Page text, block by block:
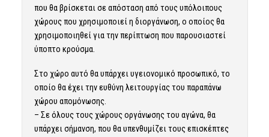
που θα βρίσκεται σε απόσταση από τους υπόλοιπους
χώρους που χρησιμοποιεί η διοργάνωση, ο οποίος θα
χρησιμοποιηθεί για την περίπτωση που παρουσιαστεί
ύποπτο κρούσμα.
Στο χώρο αυτό θα υπάρχει υγειονομικό προσωπικό, το
οποίο θα έχει την ευθύνη λειτουργίας του παραπάνω
χώρου απομόνωσης.
– Σε όλους τους χώρους οργάνωσης του αγώνα, θα
υπάρχει σήμανση, που θα υπενθυμίζει τους επισκέπτες